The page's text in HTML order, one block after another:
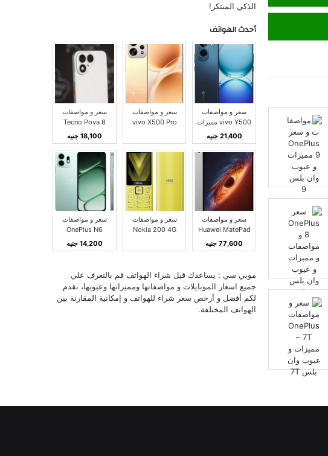
الذكي المبتكر!
أحدث الهواتف
سعر و مواصفات
vivo Y500 مميزات
و عيوب فيفو Y500
21,400 جنيه
سعر و مواصفات
vivo X500 Pro
عيوب فيفو X500
برو ماكس
سعر و مواصفات
Tecno Pova 8
مميزات و عيوب تكنو
بوفا 8
18,100 جنيه
سعر و مواصفات
Huawei MatePad
Pro Max مميزات و
عيوب هواوي
77,600 جنيه
سعر و مواصفات
Nokia 200 4G
نوكيا 200 4G
سعر و مواصفات
OnePlus N6
مميزات و عيوب ون
بلس N6
14,200 جنيه
موبي سي : يساعدك قبل شراء الهواتف قم بالتعرف علي
جميع اسعار الموبايلات و مواصفاتها ومميزاتها وعيوبها، نقدم
لكم أفضل و أرخص سعر شراء للهواتف و إمكانية المقارنة بين
الهواتف المختلفة.